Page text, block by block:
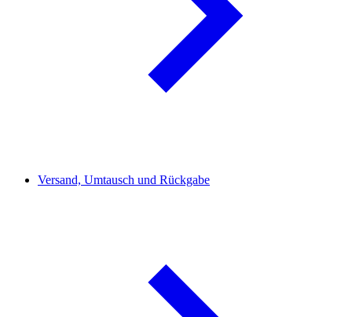
Versand, Umtausch und Rückgabe